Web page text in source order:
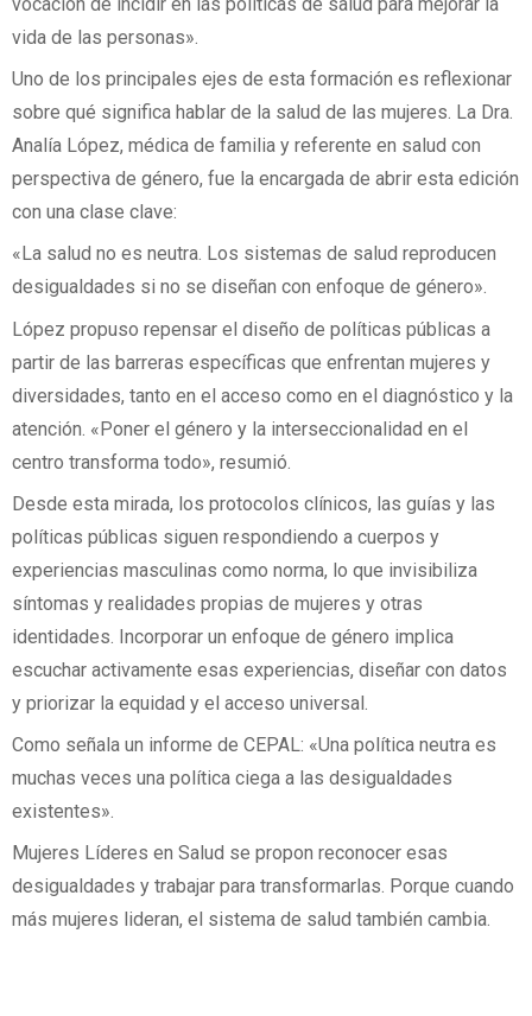
vida de las personas».
Uno de los principales ejes de esta formación es reflexionar
sobre qué significa hablar de la salud de las mujeres. La Dra.
Analía López, médica de familia y referente en salud con
perspectiva de género, fue la encargada de abrir esta edición
con una clase clave:
«La salud no es neutra. Los sistemas de salud reproducen
desigualdades si no se diseñan con enfoque de género».
López propuso repensar el diseño de políticas públicas a
partir de las barreras específicas que enfrentan mujeres y
diversidades, tanto en el acceso como en el diagnóstico y la
atención. «Poner el género y la interseccionalidad en el
centro transforma todo», resumió.
Desde esta mirada, los protocolos clínicos, las guías y las
políticas públicas siguen respondiendo a cuerpos y
experiencias masculinas como norma, lo que invisibiliza
síntomas y realidades propias de mujeres y otras
identidades. Incorporar un enfoque de género implica
escuchar activamente esas experiencias, diseñar con datos
y priorizar la equidad y el acceso universal.
Como señala un informe de CEPAL: «Una política neutra es
muchas veces una política ciega a las desigualdades
existentes».
Mujeres Líderes en Salud se propon reconocer esas
desigualdades y trabajar para transformarlas. Porque cuando
más mujeres lideran, el sistema de salud también cambia.